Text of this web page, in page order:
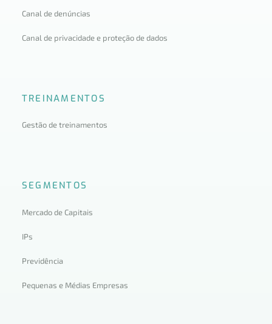
Canal de denúncias
Canal de privacidade e proteção de dados
TREINAMENTOS
Gestão de treinamentos
SEGMENTOS
Mercado de Capitais
IPs
Previdência
Pequenas e Médias Empresas